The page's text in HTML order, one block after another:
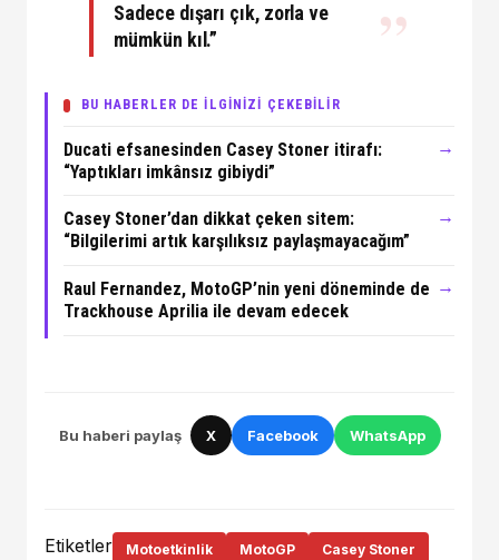
Sadece dışarı çık, zorla ve
mümkün kıl.”
BU HABERLER DE İLGİNİZİ ÇEKEBİLİR
Ducati efsanesinden Casey Stoner itirafı:
“Yaptıkları imkânsız gibiydi”
→
Casey Stoner’dan dikkat çeken sitem:
“Bilgilerimi artık karşılıksız paylaşmayacağım”
→
Raul Fernandez, MotoGP’nin yeni döneminde de
Trackhouse Aprilia ile devam edecek
→
Bu haberi paylaş X Facebook WhatsApp
Etiketler Motoetkinlik MotoGP Casey Stoner